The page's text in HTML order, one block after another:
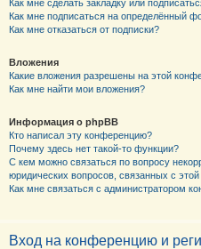
Как мне сделать закладку или
Как мне подписаться на определённый
Как мне отказаться от подписки?
Вложения
Какие вложения разрешены на этой
Как мне найти мои вложения?
Информация о phpBB
Кто написал эту конференцию?
Почему здесь нет такой-то функции?
С кем можно связаться по вопросу
юридических вопросов, связанных с
Как мне связаться с администратором
Вход на конференцию и